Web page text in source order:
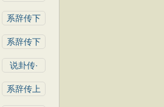
系辞传下
系辞传下
说卦传·
系辞传上